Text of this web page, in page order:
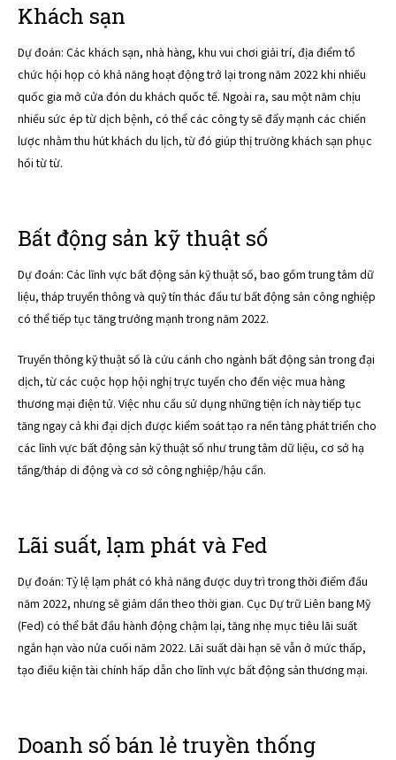
Khách sạn
Dự đoán: Các khách sạn, nhà hàng, khu vui chơi giải trí, địa điểm tổ
chức hội họp có khả năng hoạt động trở lại trong năm 2022 khi nhiều
quốc gia mở cửa đón du khách quốc tế. Ngoài ra, sau một năm chịu
nhiều sức ép từ dịch bệnh, có thể các công ty sẽ đẩy mạnh các chiến
lược nhằm thu hút khách du lịch, từ đó giúp thị trường khách sạn phục
hồi từ từ.
Bất động sản kỹ thuật số
Dự đoán: Các lĩnh vực bất động sản kỹ thuật số, bao gồm trung tâm dữ
liệu, tháp truyền thông và quỹ tín thác đầu tư bất động sản công nghiệp
có thể tiếp tục tăng trưởng mạnh trong năm 2022.
Truyền thông kỹ thuật số là cứu cánh cho ngành bất động sản trong đại
dịch, từ các cuộc họp hội nghị trực tuyến cho đến việc mua hàng
thương mại điện tử. Việc nhu cầu sử dụng những tiện ích này tiếp tục
tăng ngay cả khi đại dịch được kiểm soát tạo ra nền tảng phát triển cho
các lĩnh vực bất động sản kỹ thuật số như trung tâm dữ liệu, cơ sở hạ
tầng/tháp di động và cơ sở công nghiệp/hậu cần.
Lãi suất, lạm phát và Fed
Dự đoán: Tỷ lệ lạm phát có khả năng được duy trì trong thời điểm đầu
năm 2022, nhưng sẽ giảm dần theo thời gian. Cục Dự trữ Liên bang Mỹ
(Fed) có thể bắt đầu hành động chậm lại, tăng nhẹ mục tiêu lãi suất
ngắn hạn vào nửa cuối năm 2022. Lãi suất dài hạn sẽ vẫn ở mức thấp,
tạo điều kiện tài chính hấp dẫn cho lĩnh vực bất động sản thương mại.
Doanh số bán lẻ truyền thống